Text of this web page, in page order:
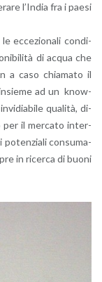
l’In­dia fra i paesi
le ec­ce­zio­na­li con­di­
di acqua che
a caso chia­ma­to il
ad un know-
qua­li­tà, di­
per il mer­ca­to in­ter­
po­ten­zia­li con­su­ma­
in ri­cer­ca di buoni